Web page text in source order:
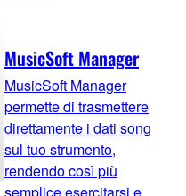
MusicSoft Manager
MusicSoft Manager
permette di trasmettere
direttamente i dati song
sul tuo strumento,
rendendo così più